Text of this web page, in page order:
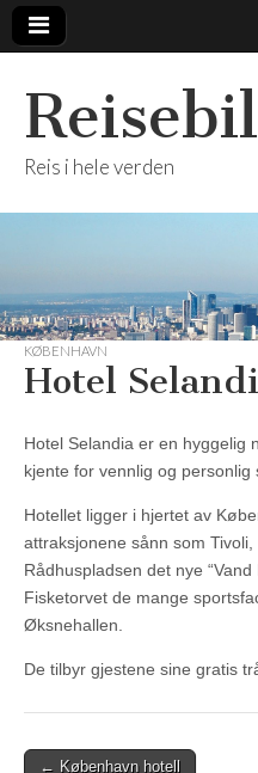
Reis i hele verden
KØBENHAVN
Hotel
Hotel Selandia er en hyggelig
kjente for vennlig og personlig
Hotellet ligger i hjertet av
attraksjonene sånn som
Rådhuspladsen det nye
Fisketorvet de mange
Øksnehallen.
De tilbyr gjestene sine gratis
Post
← København hotell